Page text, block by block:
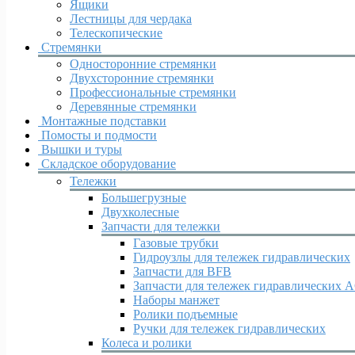
Ящики
Лестницы для чердака
Телескопические
Стремянки
Односторонние стремянки
Двухсторонние стремянки
Профессиональные стремянки
Деревянные стремянки
Монтажные подставки
Помосты и подмости
Вышки и туры
Складское оборудование
Тележки
Большегрузные
Двухколесные
Запчасти для тележки
Газовые трубки
Гидроузлы для тележек гидравлических
Запчасти для BFB
Запчасти для тележек гидравлических
Наборы манжет
Ролики подъемные
Ручки для тележек гидравлических
Колеса и ролики